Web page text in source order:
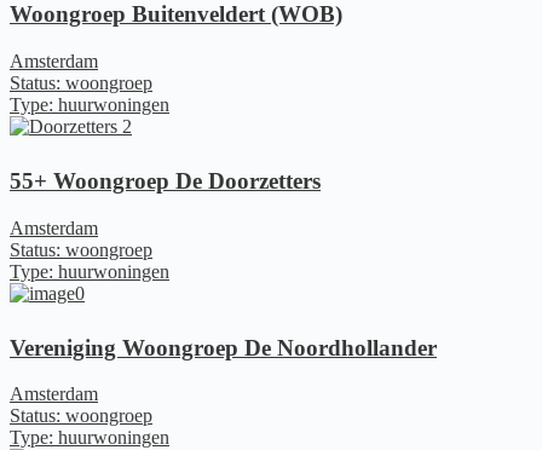
Woongroep Buitenveldert (WOB)
Amsterdam
Status: woongroep
Type: huurwoningen
55+ Woongroep De Doorzetters
Amsterdam
Status: woongroep
Type: huurwoningen
Vereniging Woongroep De Noordhollander
Amsterdam
Status: woongroep
Type: huurwoningen